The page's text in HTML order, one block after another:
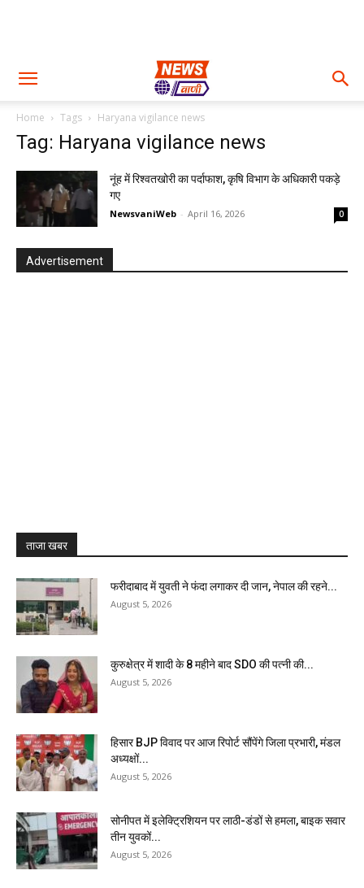
Home Tags Haryana vigilance news
Tag: Haryana vigilance news
नूंह में रिश्वतखोरी का पर्दाफाश, कृषि विभाग के अधिकारी पकड़े
गए
NewsvaniWeb - April 16, 2026 0
Advertisement
ताजा खबर
फरीदाबाद में युवती ने फंदा लगाकर दी जान, नेपाल की रहने...
August 5, 2026
कुरुक्षेत्र में शादी के 8 महीने बाद SDO की पत्नी की...
August 5, 2026
हिसार BJP विवाद पर आज रिपोर्ट सौंपेंगे जिला प्रभारी, मंडल
अध्यक्षों...
August 5, 2026
सोनीपत में इलेक्ट्रिशियन पर लाठी-डंडों से हमला, बाइक सवार
तीन युवकों...
August 5, 2026